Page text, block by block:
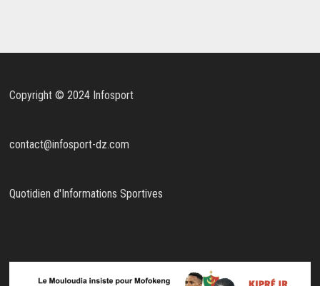
Copyright © 2024 Infosport
contact@infosport-dz.com
Quotidien d'Informations Sportives